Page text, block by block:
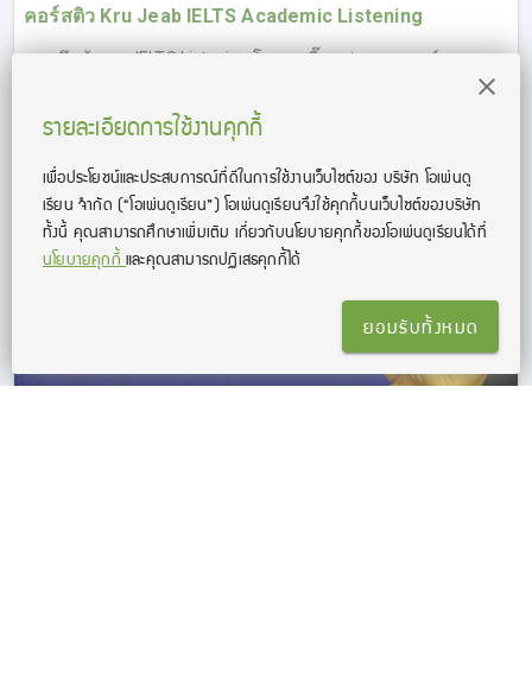
คอร์สติว Kru Jeab IELTS Academic Listening
เจาะลึกข้อสอบ IELTS Listening โดยครูเจี๊ยบ ประสบการณ์การ
ฉบับมืออาชีพ พิชิตคะแนนถึงเป้า
รายละเอียดการใช้งานคุกกี้
เพื่อประโยชน์และประสบการณ์ที่ดีในการใช้งานเว็บไซต์ของ บริษัท โอเพ่นดู
เรียน จํากัด (“โอเพ่นดูเรียน”)โอเพ่นดูเรียนจึงใช้คุกกี้บนเว็บไซต์ของบริษัท
ทั้งนี้ คุณสามารถศึกษาเพิ่มเติม เกี่ยวกับนโยบายคุกกี้ของโอเพ่นดูเรียนได้ที่
นโยบายคุกกี้และคุณสามารถปฏิเสธคุกกี้ได้
ยอมรับทั้งหมด